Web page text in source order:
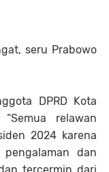
seru Prabowo
DPRD Kota
relawan
2024 karena
dan
tercermin dari